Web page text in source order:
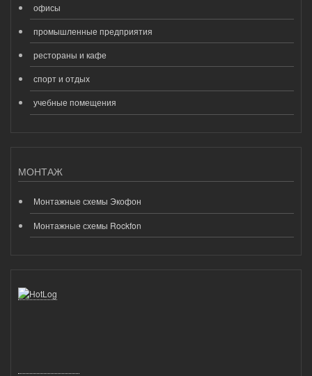
офисы
промышленные предприятия
рестораны и кафе
спорт и отдых
учебные помещения
МОНТАЖ
Монтажные схемы Экофон
Монтажные схемы Rockfon